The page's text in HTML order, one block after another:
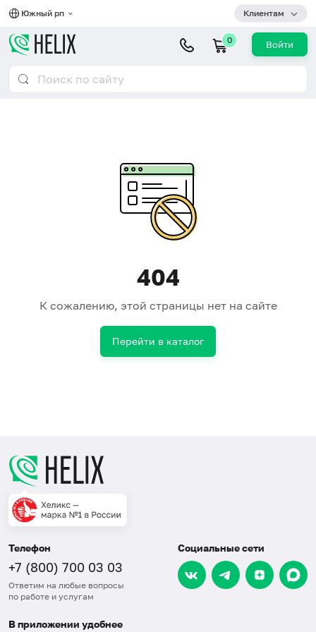
Южный рп Клиентам
0 Войти
404
К сожалению, этой страницы нет на сайте
Перейти в каталог
Телефон
+7 (800) 700 03 03
Ответим на любые вопросы
по работе и услугам
Социальные сети
В приложении удобнее